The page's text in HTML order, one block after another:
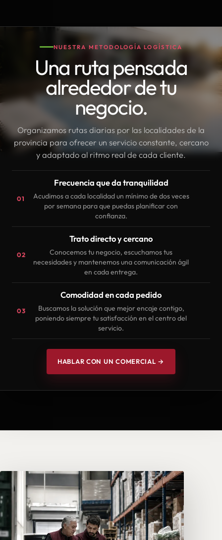
NUESTRA METODOLOGÍA LOGÍSTICA
Una ruta pensada
alrededor de tu
negocio.
Organizamos rutas diarias por las localidades de la
provincia para ofrecer un servicio constante, cercano
y adaptado al ritmo real de cada cliente.
01
Frecuencia que da tranquilidad
Acudimos a cada localidad un mínimo de dos veces
por semana para que puedas planificar con
confianza.
02
Trato directo y cercano
Conocemos tu negocio, escuchamos tus
necesidades y mantenemos una comunicación ágil
en cada entrega.
03
Comodidad en cada pedido
Buscamos la solución que mejor encaje contigo,
poniendo siempre tu satisfacción en el centro del
servicio.
HABLAR CON UN COMERCIAL →